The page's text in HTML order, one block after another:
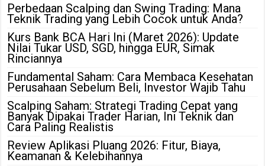
Perbedaan Scalping dan Swing Trading: Mana
Teknik Trading yang Lebih Cocok untuk Anda?
Kurs Bank BCA Hari Ini (Maret 2026): Update
Nilai Tukar USD, SGD, hingga EUR, Simak
Rinciannya
Fundamental Saham: Cara Membaca Kesehatan
Perusahaan Sebelum Beli, Investor Wajib Tahu
Scalping Saham: Strategi Trading Cepat yang
Banyak Dipakai Trader Harian, Ini Teknik dan
Cara Paling Realistis
Review Aplikasi Pluang 2026: Fitur, Biaya,
Keamanan & Kelebihannya